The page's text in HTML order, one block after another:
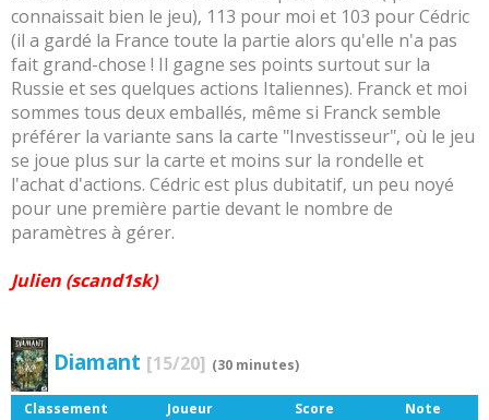
connaissait bien le jeu), 113 pour moi et 103 pour Cédric
(il a gardé la France toute la partie alors qu'elle n'a pas
fait grand-chose ! Il gagne ses points surtout sur la
Russie et ses quelques actions Italiennes). Franck et moi
sommes tous deux emballés, même si Franck semble
préférer la variante sans la carte "Investisseur", où le jeu
se joue plus sur la carte et moins sur la rondelle et
l'achat d'actions. Cédric est plus dubitatif, un peu noyé
pour une première partie devant le nombre de
paramètres à gérer.
Julien (scand1sk)
Diamant [15/20] (30 minutes)
Classement Joueur Score Note